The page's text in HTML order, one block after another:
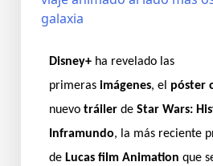
Disney+ ha revelado las
primeras imágenes, el póster
nuevo tráiler de Star Wars:
Inframundo, la más reciente
de Lucas film Animation que